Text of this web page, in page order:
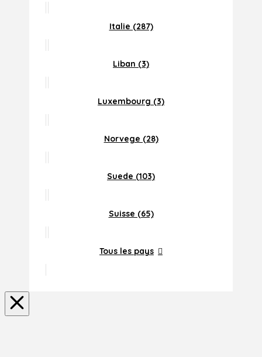
Italie (287)
Liban (3)
Luxembourg (3)
Norvege (28)
Suede (103)
Suisse (65)
Tous les pays